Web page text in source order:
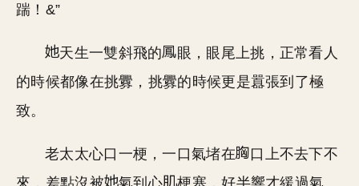
踹！&”
天生一雙斜飛的
眼，眼尾上挑，正常看人
的時候都像在挑釁，挑釁的時候更是囂張到了極
致。
老太太心口一梗，一口氣堵在
口上不去下不
來，差點沒被
氣到心 梗塞，好半響才緩過氣